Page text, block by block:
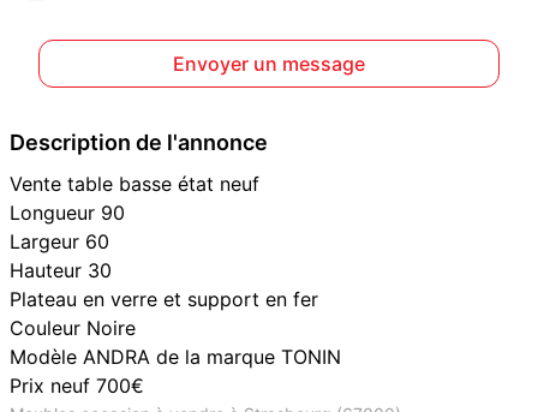
Envoyer un message
Description de l'annonce
Vente table basse état neuf
Longueur 90
Largeur 60
Hauteur 30
Plateau en verre et support en fer
Couleur Noire
Modèle ANDRA de la marque TONIN
Prix neuf 700€